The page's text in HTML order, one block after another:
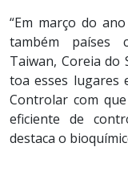
“Em março do
também países
Taiwan, Coreia do
toa esses lugares
Controlar com
eficiente de
destaca o